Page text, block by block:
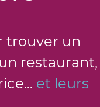
trouver un
restaurant,
et leurs